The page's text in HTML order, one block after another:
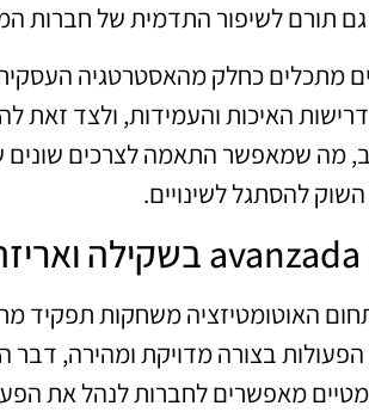
תורם לשיפור התדמית של חברות
מתכלים כחלק מהאסטרטגיה
האיכות והעמידות, ולצד זאת
מה שמאפשר התאמה לצרכים
להסתגל לשינויים.
האוטומטיזציה משחקות תפקיד
בצורה מדויקת ומהירה, דבר
מאפשרים לחברות לנהל את